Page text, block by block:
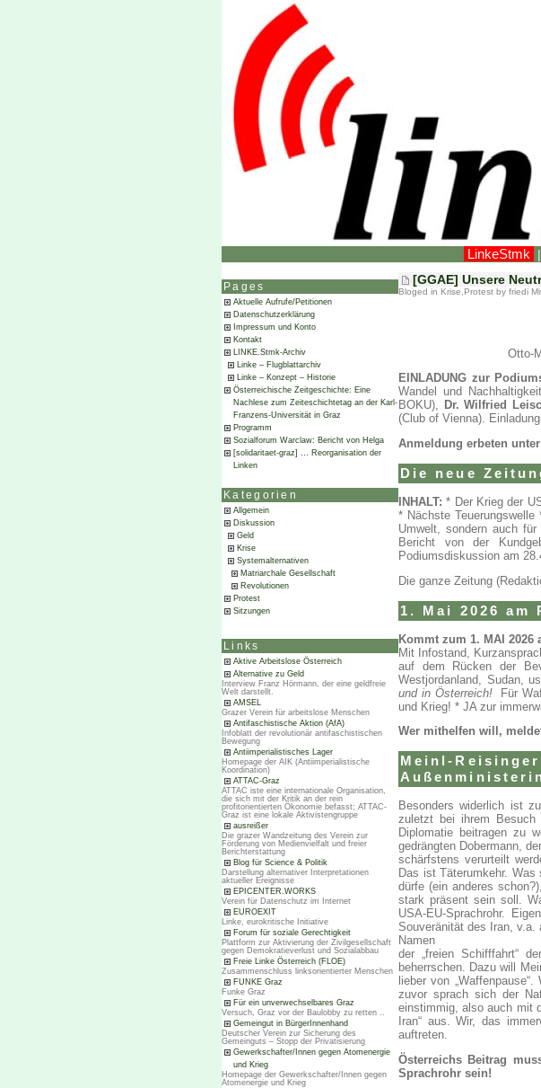
LinkeStmk |
Pages
Aktuelle Aufrufe/Petitionen
Datenschutzerklärung
Impressum und Konto
Kontakt
LINKE.Stmk-Archiv
Linke – Flugblattarchiv
Linke – Konzept – Historie
Österreichische Zeitgeschichte: Eine
Nachlese zum Zeiteschichtetag an der Karl-
Franzens-Universität in Graz
Programm
Sozialforum Warclaw: Bericht von Helga
[solidaritaet-graz] … Reorganisation der
Linken
Kategorien
Allgemein
Diskussion
Geld
Krise
Systemalternativen
Matriarchale Gesellschaft
Revolutionen
Protest
Sitzungen
Links
Aktive Arbeitslose Österreich
Alternative zu Geld
Interview Franz Hörmann, der eine geldfreie
Welt darstellt.
AMSEL
Grazer Verein für arbeitslose Menschen
Antifaschistische Aktion (AfA)
Infoblatt der revolutionär antifaschistischen
Bewegung
Antiimperialistisches Lager
Homepage der AIK (Antiimperialistische
Koordination)
ATTAC-Graz
ATTAC iste eine internationale Organisation,
die sich mit der Kritik an der rein
profitorientierten Ökonomie befasst; ATTAC-
Graz ist eine lokale Aktivistengruppe
ausreißer
Die grazer Wandzeitung des Verein zur
Förderung von Medienvielfalt und freier
Berichterstattung
Blog für Science & Politik
Darstellung alternativer Interpretationen
aktueller Ereignisse
EPICENTER.WORKS
Verein für Datenschutz im Internet
EUROEXIT
Linke, eurokritische Initiative
Forum für soziale Gerechtigkeit
Plattform zur Aktivierung der Zivilgesellschaft
gegen Demokratieverlust und Sozialabbau
Freie Linke Österreich (FLOE)
Zusammenschluss linksorientierter Menschen
FUNKE Graz
Funke Graz
Für ein unverwechselbares Graz
Versuch, Graz vor der Baulobby zu retten ..
Gemeingut in BürgerInnenhand
Deutscher Verein zur Sicherung des
Gemeinguts – Stopp der Privatisierung
Gewerkschafter/Innen gegen Atomenergie
und Krieg
Homepage der Gewerkschafter/Innen gegen
Atomenergie und Krieg
[GGAE] Unsere
Bloged in Krise Protest by friedi
Otto-
EINLADUNG zur
Wandel und
BOKU), Dr. Wilfried
(Club of Vienna).
Anmeldung erbeten unter
Die neue
INHALT: * Der Krieg der
* Nächste
Umwelt, sondern auch
Bericht von der
Podiumsdiskussion am
Die ganze Zeitung
1. Mai 2026 am
Kommt zum 1. MAI 2026
Mit Infostand,
auf dem Rücken der
Westjordanland, Sudan,
und in Österreich!
Für
und Krieg! * JA zur
Wer mithelfen will,
Meinl-
Besonders widerlich ist
zuletzt bei ihrem
Diplomatie beitragen zu
gedrängten Dobermann,
schärfstens verurteilt
Das ist Täterumkehr.
dürfe (ein anderes
stark präsent sein soll.
USA-EU-Sprachrohr.
Souveränität des Iran, v.a.
Namen
der „freien Schifffahrt“
beherrschen. Dazu will
lieber von
zuvor sprach sich der
einstimmig, also auch mit
Iran“ aus. Wir, das
auftreten.
Österreichs Beitrag
Sprachrohr sein!